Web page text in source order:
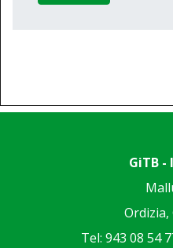
GiTB -
Ordizia,
Tel: 943 08 54